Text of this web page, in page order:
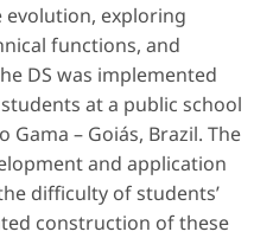
evolution, exploring
functions, and
DS was implemented
at a public school
– Goiás, Brazil. The
and application
difficulty of students’
construction of these